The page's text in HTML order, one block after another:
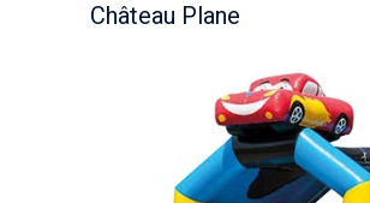
Château Plane